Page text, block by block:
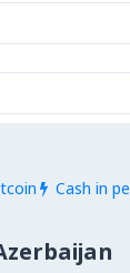
 Cash in